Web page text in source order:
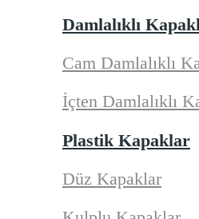
Damlalıklı
Cam Damlalıklı
İçten Damlalıklı
Plastik Kapaklar
Düz Kapaklar